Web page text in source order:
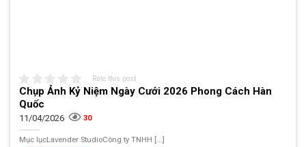
Rate this post
Chụp Ảnh Kỷ Niệm Ngày Cưới 2026 Phong Cách Hàn
Quốc
11/04/2026 30
Mục lụcLavender StudioCông ty TNHH [...]